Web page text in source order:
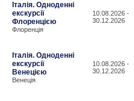
Італія. Одноденні
екскурсії
Флоренцією
Флоренція
10.08.2026 -
30.12.2026
Італія. Одноденні
екскурсії
Венецією
Венеція
10.08.2026 -
30.12.2026